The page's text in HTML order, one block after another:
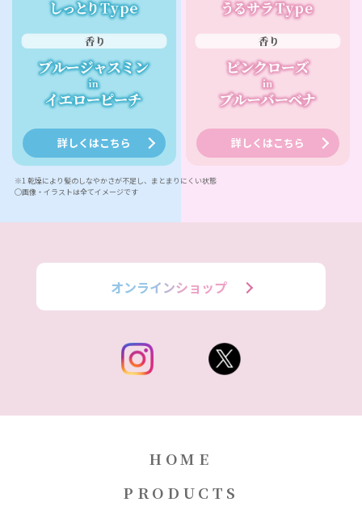
詳しくはこちら 詳しくはこちら
※1 乾燥により髪のしなやかさが不足し、まとまりにくい状態
◯画像・イラストは全てイメージです
オンラインショップ
HOME
PRODUCTS